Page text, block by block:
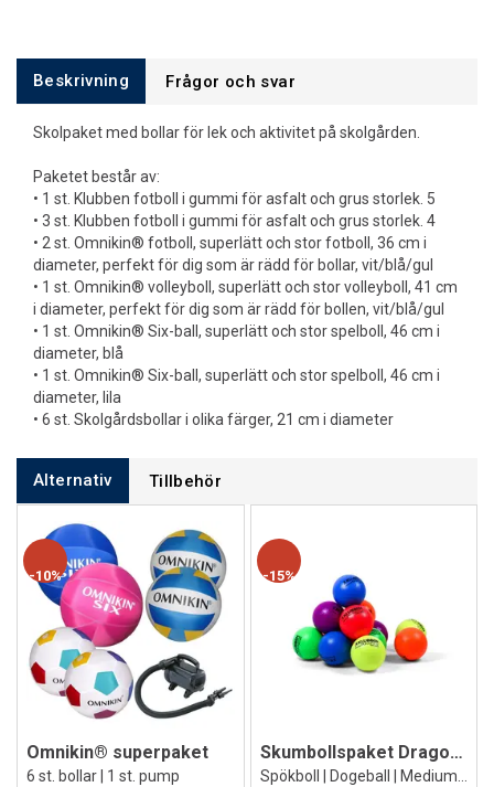
Beskrivning Frågor och svar
Skolpaket med bollar för lek och aktivitet på skolgården.
Paketet består av:
• 1 st. Klubben fotboll i gummi för asfalt och grus storlek. 5
• 3 st. Klubben fotboll i gummi för asfalt och grus storlek. 4
• 2 st. Omnikin® fotboll, superlätt och stor fotboll, 36 cm i
diameter, perfekt för dig som är rädd för bollar, vit/blå/gul
• 1 st. Omnikin® volleyboll, superlätt och stor volleyboll, 41 cm
i diameter, perfekt för dig som är rädd för bollen, vit/blå/gul
• 1 st. Omnikin® Six-ball, superlätt och stor spelboll, 46 cm i
diameter, blå
• 1 st. Omnikin® Six-ball, superlätt och stor spelboll, 46 cm i
diameter, lila
• 6 st. Skolgårdsbollar i olika färger, 21 cm i diameter
Alternativ Tillbehör
10%
Omnikin® superpaket
6 st. bollar | 1 st. pump
15%
Skumbollspaket Dragonskin 18 cm 12 st.